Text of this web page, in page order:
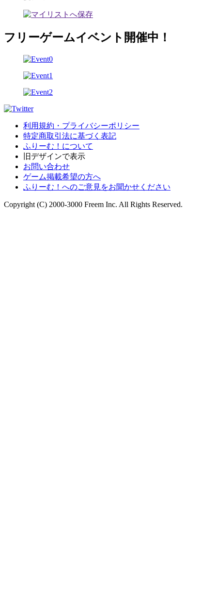
フリーゲームイベント開催中！
利用規約・プライバシーポリシー
特定商取引法に基づく表記
ふりーむ！について
旧デザインで表示
お問い合わせ
ゲーム掲載希望の方へ
ふりーむ！へのご意見をお聞かせください
Copyright (C) 2000-3000 Freem Inc. All Rights Reserved.